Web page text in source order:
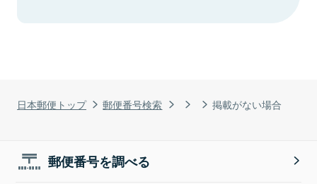
日本郵便トップ 郵便番号検索 掲載がない場合
郵便番号を調べる